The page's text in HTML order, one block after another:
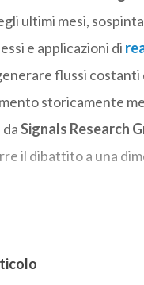
ultimi mesi,
e applicazioni di
flussi costanti
storicamente
Signals Research
il dibattito a una